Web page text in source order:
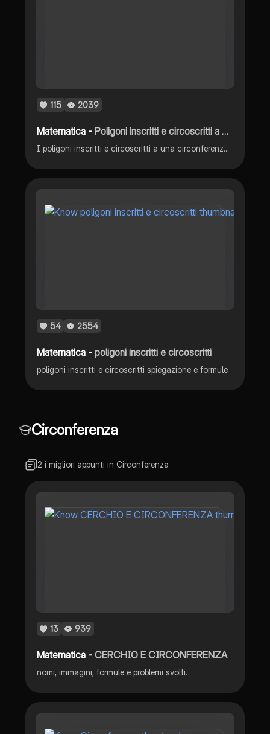
115 2039
Matematica -Poligoni inscritti e circoscritti a una circonferenza
I poligoni inscritti e circoscritti a una circonferenza tutto quello da sapere Geometria
54 2554
Matematica -poligoni inscritti e circoscritti
poligoni inscritti e circoscritti spiegazione e formule
Circonferenza
2 i migliori appunti in Circonferenza
13 939
Matematica -CERCHIO E CIRCONFERENZA
nomi, immagini, formule e problemi svolti.